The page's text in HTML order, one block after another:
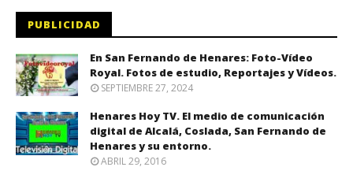
PUBLICIDAD
En San Fernando de Henares: Foto-Vídeo
Royal. Fotos de estudio, Reportajes y Vídeos.
SEPTIEMBRE 27, 2024
Henares Hoy TV. El medio de comunicación
digital de Alcalá, Coslada, San Fernando de
Henares y su entorno.
ABRIL 29, 2016